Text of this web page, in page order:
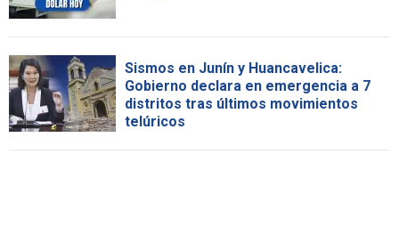
Sismos en Junín y Huancavelica:
Gobierno declara en emergencia a 7
distritos tras últimos movimientos
telúricos